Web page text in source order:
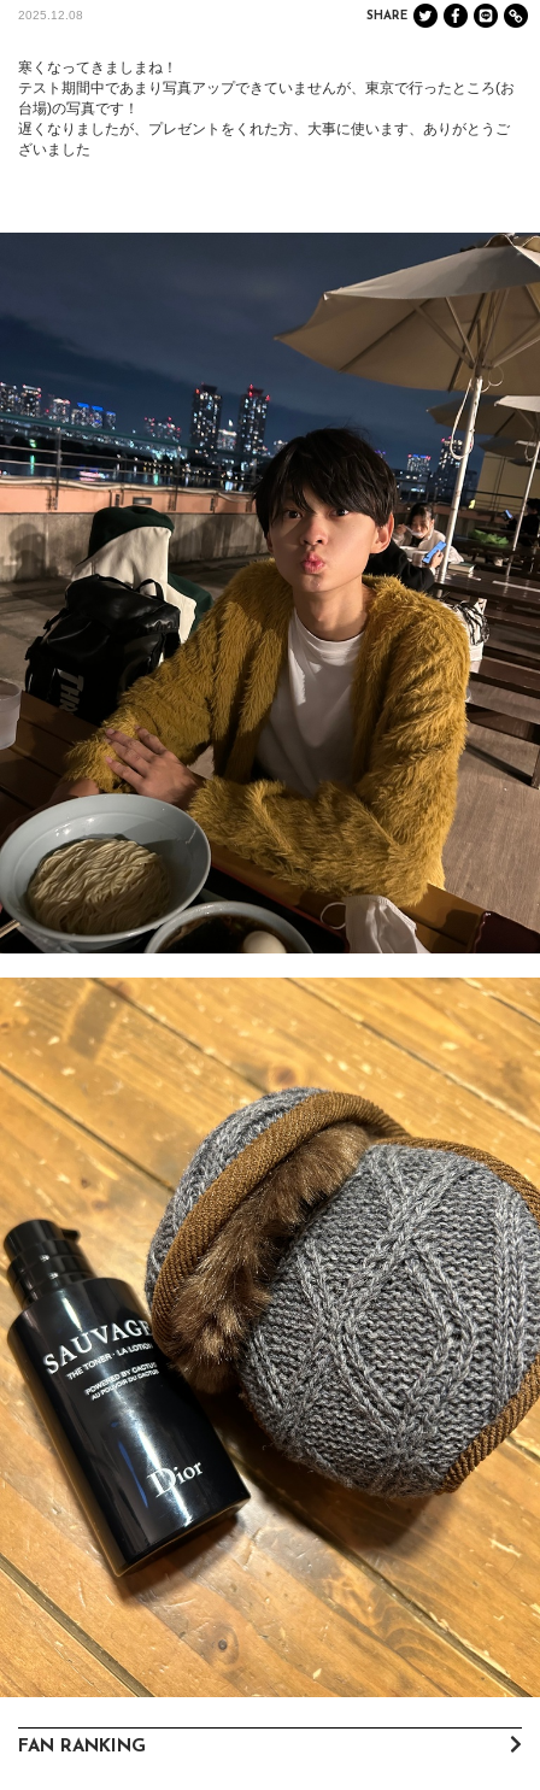
2025.12.08 SHARE
寒くなってきましまね！
テスト期間中であまり写真アップできていませんが、東京で行ったところ(お
台場)の写真です！
遅くなりましたが、プレゼントをくれた方、大事に使います、ありがとうご
ざいました
FAN RANKING